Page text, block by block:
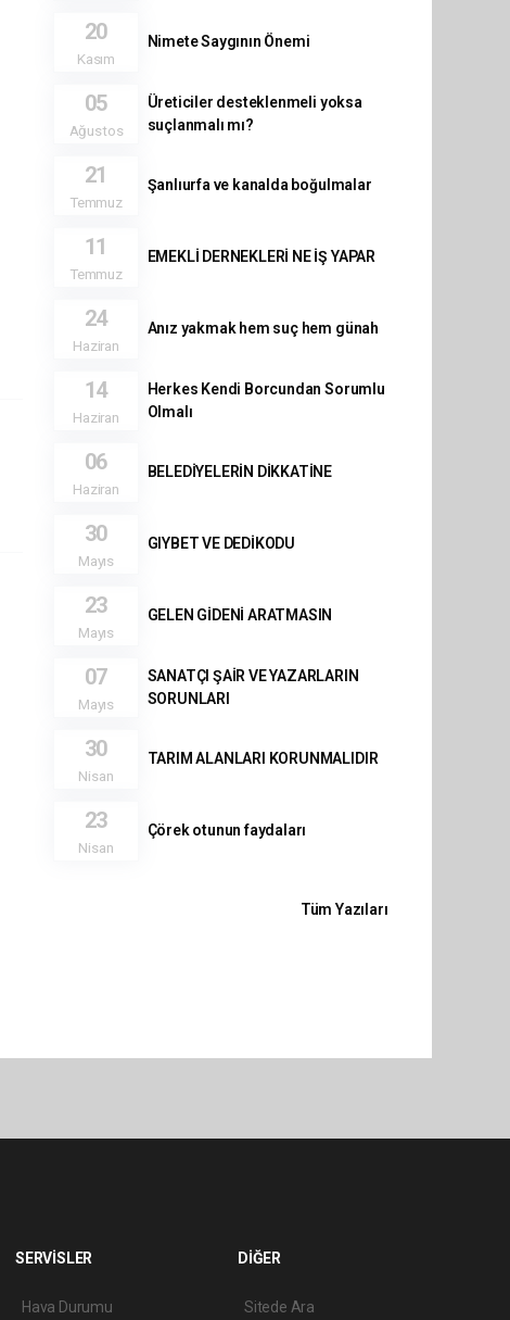
20
Kasım
Nimete Saygının Önemi
05
Ağustos
Üreticiler desteklenmeli yoksa
suçlanmalı mı?
21
Temmuz
Şanlıurfa ve kanalda boğulmalar
11
Temmuz
EMEKLİ DERNEKLERİ NE İŞ YAPAR
24
Haziran
Anız yakmak hem suç hem günah
14
Haziran
Herkes Kendi Borcundan Sorumlu
Olmalı
06
Haziran
BELEDİYELERİN DİKKATİNE
30
Mayıs
GIYBET VE DEDİKODU
23
Mayıs
GELEN GİDENİ ARATMASIN
07
Mayıs
SANATÇI ŞAİR VE YAZARLARIN
SORUNLARI
30
Nisan
TARIM ALANLARI KORUNMALIDIR
23
Nisan
Çörek otunun faydaları
Tüm Yazıları
SERVİSLER
Hava Durumu
DİĞER
Sitede Ara